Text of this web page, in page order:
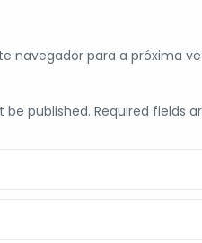
navegador para a próxima
be published. Required fields